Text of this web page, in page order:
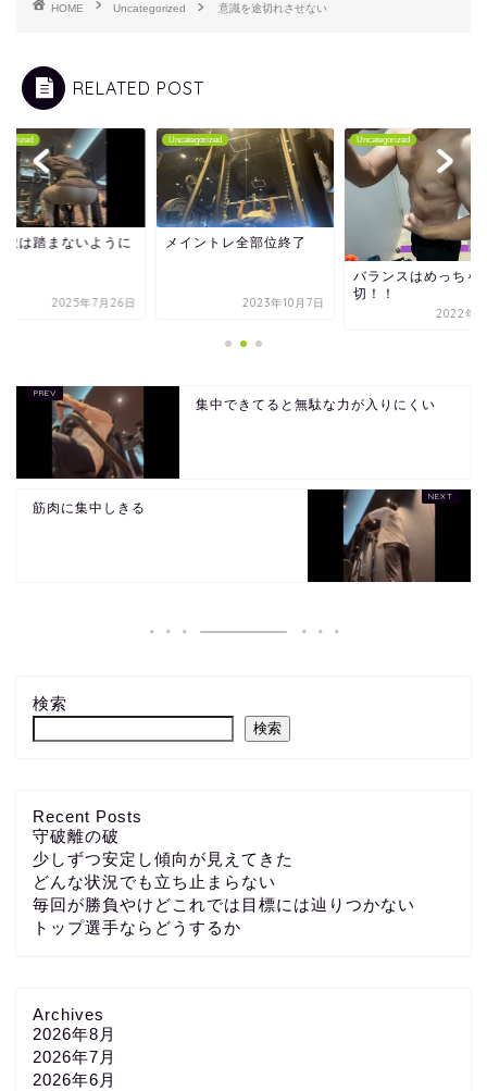
HOME Uncategorized 意識を途切れさせない
RELATED POST
轍は踏まないように
2025年7月26日
Uncategorized
メイントレ全部位終了
2023年10月7日
Uncategorized
バランスはめっちゃ
切！！
2022年1
集中できてると無駄な力が入りにくい
筋肉に集中しきる
検索
検索
Recent Posts
守破離の破
少しずつ安定し傾向が見えてきた
どんな状況でも立ち止まらない
毎回が勝負やけどこれでは目標には辿りつかない
トップ選手ならどうするか
Archives
2026年8月
2026年7月
2026年6月